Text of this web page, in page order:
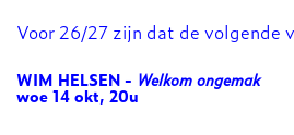
Voor 26/27 zijn dat de volgende
WIM HELSEN - Welkom ongemak
woe 14 okt, 20u